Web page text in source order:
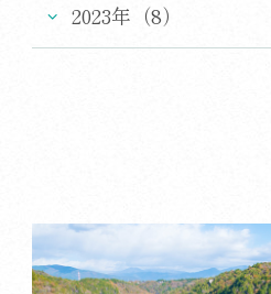
2023年（8）